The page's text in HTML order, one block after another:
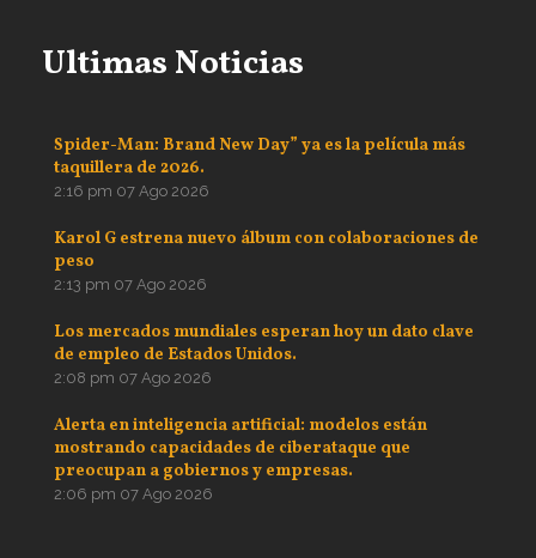
Ultimas Noticias
Spider-Man: Brand New Day” ya es la película más
taquillera de 2026.
2:16 pm 07 Ago 2026
Karol G estrena nuevo álbum con colaboraciones de
peso
2:13 pm 07 Ago 2026
Los mercados mundiales esperan hoy un dato clave
de empleo de Estados Unidos.
2:08 pm 07 Ago 2026
Alerta en inteligencia artificial: modelos están
mostrando capacidades de ciberataque que
preocupan a gobiernos y empresas.
2:06 pm 07 Ago 2026